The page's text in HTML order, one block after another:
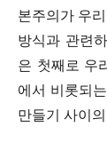
본주의가 우
방식과 관련
은 첫째로 우
에서 비롯되는
만들기 사이